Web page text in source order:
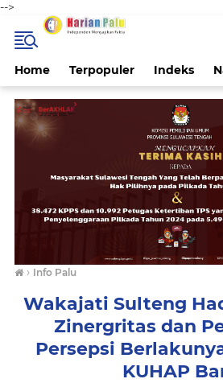
-->
Home Terpopuler Indeks
› Info Palu
Wakajati Sulteng
Zinergritas dan
Persepsi
KUHAP